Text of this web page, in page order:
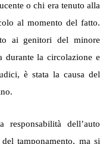
o chi era tenuto alla
al momento del fatto.
ai genitori del minore
durante la circolazione e
è stata la causa del
dell’auto
tamponamento, ma si